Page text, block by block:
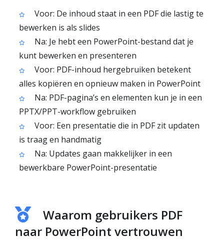
Voor: De inhoud staat in een PDF die lastig te
bewerken is als slides
Na: Je hebt een PowerPoint-bestand dat je
kunt bewerken en presenteren
Voor: PDF-inhoud hergebruiken betekent
alles kopiëren en opnieuw maken in PowerPoint
Na: PDF-pagina’s en elementen kun je in een
PPTX/PPT-workflow gebruiken
Voor: Een presentatie die in PDF zit updaten
is traag en handmatig
Na: Updates gaan makkelijker in een
bewerkbare PowerPoint-presentatie
Waarom gebruikers PDF
naar PowerPoint vertrouwen